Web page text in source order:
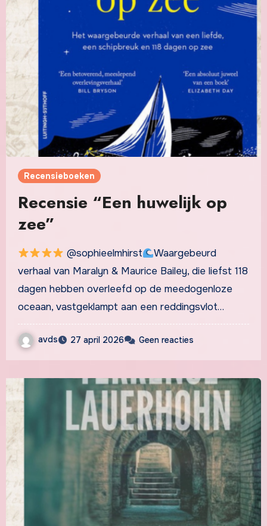
Recensieboeken
Recensie “Een huwelijk op
zee”
@sophieelmhirst
Waargebeurd
verhaal van Maralyn & Maurice Bailey, die liefst 118
dagen hebben overleefd op de meedogenloze
oceaan, vastgeklampt aan een reddingsvlot…
avds 27 april 2026 Geen reacties